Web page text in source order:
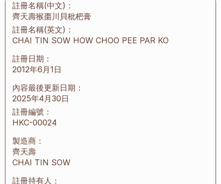
註冊名稱(中文)：
齊天壽猴棗川貝枇杷膏
註冊名稱(英文)：
CHAI TIN SOW HOW CHOO PEE PAR KO
註冊日期：
2012年6月1日
內容最後更新日期：
2025年4月30日
註冊編號：
HKC-00024
製造商：
齊天壽
CHAI TIN SOW
註冊持有人：